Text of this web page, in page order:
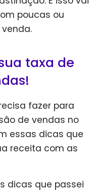
poucas ou
taxa de
fazer para
de vendas no
essas dicas que
receita com as
dicas que passei